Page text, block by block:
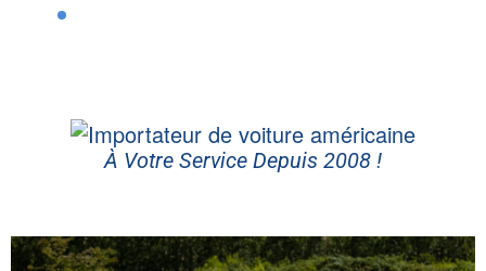
À Votre Service Depuis 2008 !